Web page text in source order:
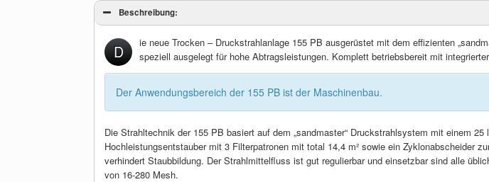
Beschreibung:
D
ie neue Trocken – Druckstrahlanlage 155 PB ausgerüstet mit dem effizienten
speziell ausgelegt für hohe Abtragsleistungen. Komplett betriebsbereit mit
Der Anwendungsbereich der 155 PB ist der Maschinenbau.
Die Strahltechnik der 155 PB basiert auf dem „sandmaster“ Druckstrahlsystem mit einem
Hochleistungsentstauber mit 3 Filterpatronen mit total 14,4 m² sowie ein Zyklonabscheider
verhindert Staubbildung. Der Strahlmittelfluss ist gut regulierbar und einsetzbar sind alle
von 16-280 Mesh.